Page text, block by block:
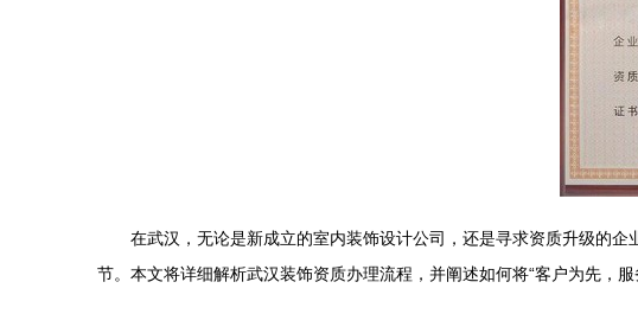
在武汉，无论是新成立的室内装饰设计公司，还是寻求资质升级的
节。本文将详细解析武汉装饰资质办理流程，并阐述如何将“客户为先，